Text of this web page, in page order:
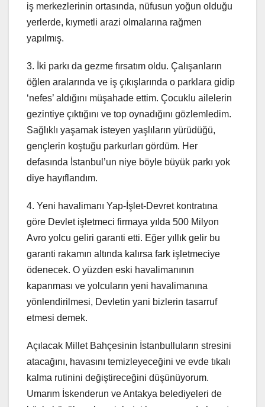
iş merkezlerinin ortasında, nüfusun yoğun olduğu
yerlerde, kıymetli arazi olmalarına rağmen
yapılmış.
3. İki parkı da gezme fırsatım oldu. Çalışanların
öğlen aralarında ve iş çıkışlarında o parklara gidip
‘nefes’ aldığını müşahade ettim. Çocuklu ailelerin
gezintiye çıktığını ve top oynadığını gözlemledim.
Sağlıklı yaşamak isteyen yaşlıların yürüdüğü,
gençlerin koştuğu parkurları gördüm. Her
defasında İstanbul’un niye böyle büyük parkı yok
diye hayıflandım.
4. Yeni havalimanı Yap-İşlet-Devret kontratına
göre Devlet işletmeci firmaya yılda 500 Milyon
Avro yolcu geliri garanti etti. Eğer yıllık gelir bu
garanti rakamın altında kalırsa fark işletmeciye
ödenecek. O yüzden eski havalimanının
kapanması ve yolcuların yeni havalimanına
yönlendirilmesi, Devletin yani bizlerin tasarruf
etmesi demek.
Açılacak Millet Bahçesinin İstanbulluların stresini
atacağını, havasını temizleyeceğini ve evde tıkalı
kalma rutinini değiştireceğini düşünüyorum.
Umarım İskenderun ve Antakya belediyeleri de